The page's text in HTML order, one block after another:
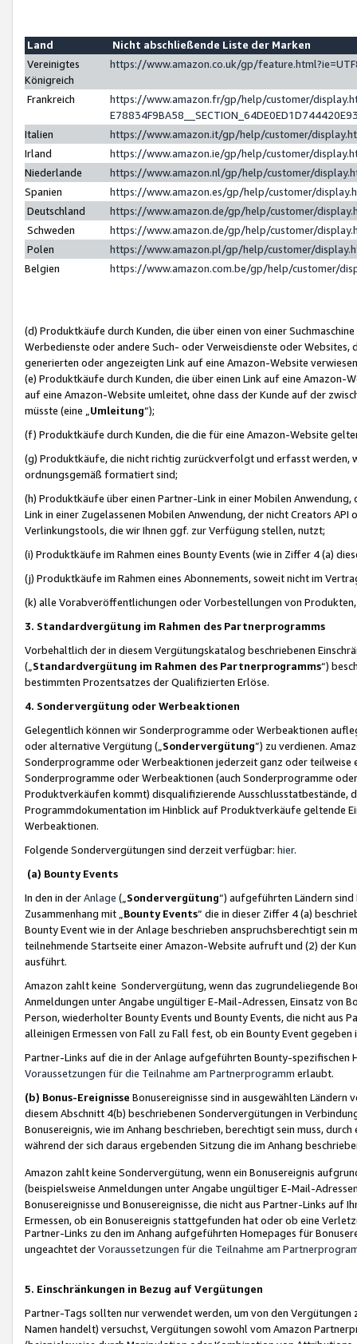
Land
Nicht abschließende Liste der Marken
Vereinigtes
Königreich
https://www.amazon.co.uk/gp/
Frankreich
https://www.amazon.fr/gp/help/customer/
Italien
https://www.amazon.it/gp/help/customer/
Irland
https://www.amazon.ie/gp/help/customer/
Niederlande
https://www.amazon.nl/gp/help/customer/
Spanien
https://www.amazon.es/gp/help/customer/
Deutschland
https://www.amazon.de/gp/help/customer/
Schweden
https://www.amazon.de/gp/help/customer/
Polen
https://www.amazon.pl/gp/help/customer/
Belgien
https://www.amazon.com.be/gp/help/customer/
(d) Produktkäufe durch Kunden, die über einen von einer
Werbedienste oder andere Such- oder Verweisdienste oder Websites,
generierten oder angezeigten Link auf eine Amazon-Website
(e) Produktkäufe durch Kunden, die über einen Link auf eine
auf eine Amazon-Website umleitet, ohne dass der Kunde auf der
müsste (eine „ Umleitung“);
(f) Produktkäufe durch Kunden, die die für eine Amazon-Website
(g) Produktkäufe, die nicht richtig zurückverfolgt und erfasst werden,
ordnungsgemäß formatiert sind;
(h) Produktkäufe über einen Partner-Link in einer Mobilen
Link in einer Zugelassenen Mobilen Anwendung, der nicht Creators
Verlinkungstools, die wir Ihnen ggf. zur Verfügung stellen, nutzt;
(i) Produktkäufe im Rahmen eines Bounty Events (wie in Ziffer 4 (a)
(j) Produktkäufe im Rahmen eines Abonnements, soweit nicht im
(k) alle Vorabveröffentlichungen oder Vorbestellungen von
3. Standardvergütung im Rahmen des Partnerprogramms
Vorbehaltlich der in diesem Vergütungskatalog beschriebenen
(„ Standardvergütung im Rahmen des Partnerprogramms“)
bestimmten Prozentsatzes der Qualifizierten Erlöse.
4. Sondervergütung oder Werbeaktionen
Gelegentlich können wir Sonderprogramme oder Werbeaktionen
oder alternative Vergütung („ Sondervergütung”) zu verdienen.
Sonderprogramme oder Werbeaktionen jederzeit ganz oder
Sonderprogramme oder Werbeaktionen (auch Sonderprogramme
Produktverkäufen kommt) disqualifizierende Ausschlusstatbestände,
Programmdokumentation im Hinblick auf Produktverkäufe geltende
Werbeaktionen.
Folgende Sondervergütungen sind derzeit verfügbar: hier.
(a) Bounty Events
In den in derAnlage („ Sondervergütung“) aufgeführten Ländern
Zusammenhang mit „ Bounty Events“ die in dieser Ziffer 4 (a)
Bounty Event wie in der Anlage beschrieben anspruchsberechtigt sein
teilnehmende Startseite einer Amazon-Website aufruft und (2) der
ausführt.
Amazon zahlt keine Sondervergütung, wenn das zugrundeliegende
Anmeldungen unter Angabe ungültiger E-Mail-Adressen, Einsatz von
Person, wiederholter Bounty Events und Bounty Events, die nicht
alleinigen Ermessen von Fall zu Fall fest, ob ein Bounty Event
Partner-Links auf die in der Anlage aufgeführten Bounty-spezifischen
Voraussetzungen für die Teilnahme am Partnerprogramm erlaubt.
(b) Bonus-Ereignisse Bonusereignisse sind in ausgewählten Ländern
diesem Abschnitt 4(b) beschriebenen Sondervergütungen in
Bonusereignis, wie im Anhang beschrieben, berechtigt sein muss,
während der sich daraus ergebenden Sitzung die im Anhang
Amazon zahlt keine Sondervergütung, wenn ein Bonusereignis
(beispielsweise Anmeldungen unter Angabe ungültiger E-Mail-
Bonusereignisse und Bonusereignisse, die nicht aus Partner-Links auf
Ermessen, ob ein Bonusereignis stattgefunden hat oder ob eine
Partner-Links zu den im Anhang aufgeführten Homepages für
ungeachtet derVoraussetzungen für die Teilnahme am
5. Einschränkungen in Bezug auf Vergütungen
Partner-Tags sollten nur verwendet werden, um von den
Namen handelt) versuchst, Vergütungen sowohl vom Amazon